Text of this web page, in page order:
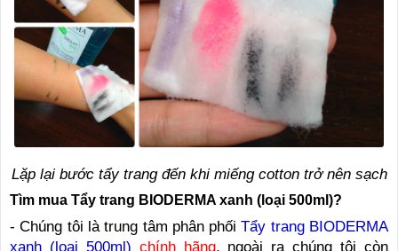
Lặp lại bước tẩy trang đến khi miếng cotton trở nên sạch
Tìm mua Tẩy trang BIODERMA xanh (loại 500ml)?
- Chúng tôi là trung tâm phân phốiTẩy trang BIODERMA
xanh (loại 500ml) chính hãng, ngoài ra chúng tôi còn